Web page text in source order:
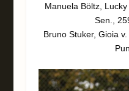
Manuela Böltz,
Sen.,
Bruno Stuker, Gioia